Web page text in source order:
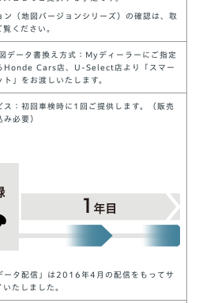
ン（地図バージョンシリーズ）の確認は、取
ください。
データ書換え方式：Myディーラーにご指定
Honde Cars店、U-Select店より「スマー
ト」をお渡しいたします。
ス：初回車検時に1回ご提供します。（販売
み必要）
ータ配信」は2016年4月の配信をもってサ
たしました。